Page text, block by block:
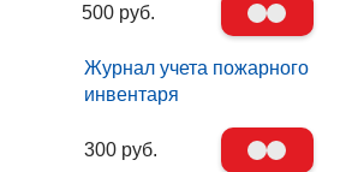
500 руб.
Журнал учета пожарного
инвентаря
300 руб.